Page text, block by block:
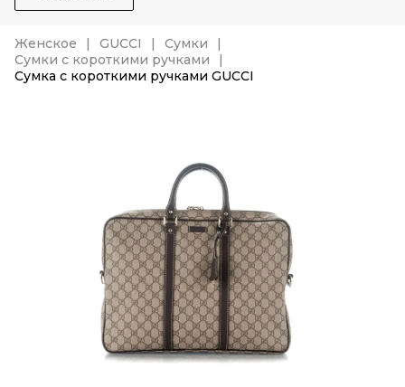
Женское GUCCI
Сумки
Сумки с короткими ручками
Сумка с короткими ручками GUCCI